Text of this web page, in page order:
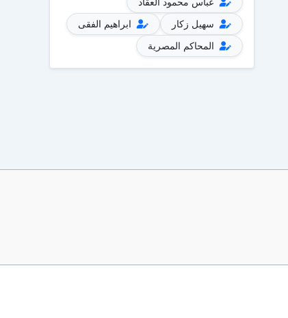
سهيل زكار
ابراهيم الفقى
المحاكم المصرية